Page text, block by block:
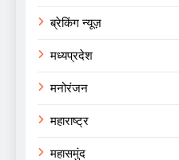
ब्रेकिंग न्यूज़
मध्यप्रदेश
मनोरंजन
महाराष्ट्र
महासमुंद